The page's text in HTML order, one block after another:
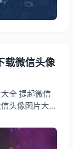
载微信头像
全 提起微信
头像图片大
片，你知道这
一起来看看怎
家！ 1、怎样